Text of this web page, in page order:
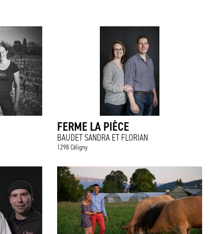
FERME LA PIÈCE
BAUDET SANDRA ET FLORIAN
1298 Céligny